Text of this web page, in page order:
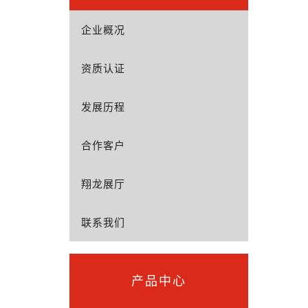
企业概况
资质认证
发展历程
合作客户
翔龙展厅
联系我们
产品中心